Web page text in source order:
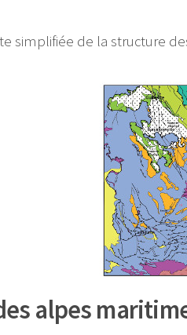
simplifiée de la structure
alpes